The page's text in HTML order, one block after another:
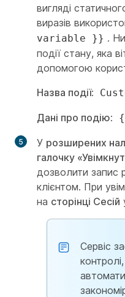
вигляді
виразів
variable }} .
події стану, яка
допомогою
Назва події:
Дані про подію:
У розширених
галочку
дозволити запис
клієнтом. При
на сторінці Сесій
Сервіс